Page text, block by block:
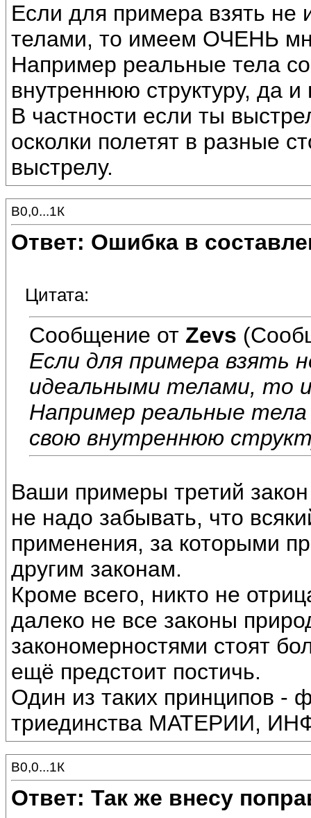
Если для примера взять
телами, то имеем ОЧЕНЬ
Например реальные тела
внутреннюю структуру, да
В частности если ты
осколки полетят в разные
выстрелу.
В0,0...1К
Ответ: Ошибка в
Цитата:
Сообщение от Zevs
Если для примера взять
идеальными телами, то
Например реальные
свою внутреннюю
Ваши примеры третий
не надо забывать, что
применения, за которыми
другим законам.
Кроме всего, никто не
далеко не все законы
закономерностями стоят
ещё предстоит постичь.
Один из таких принципов -
триединства МАТЕРИИ,
В0,0...1К
Ответ: Так же внесу